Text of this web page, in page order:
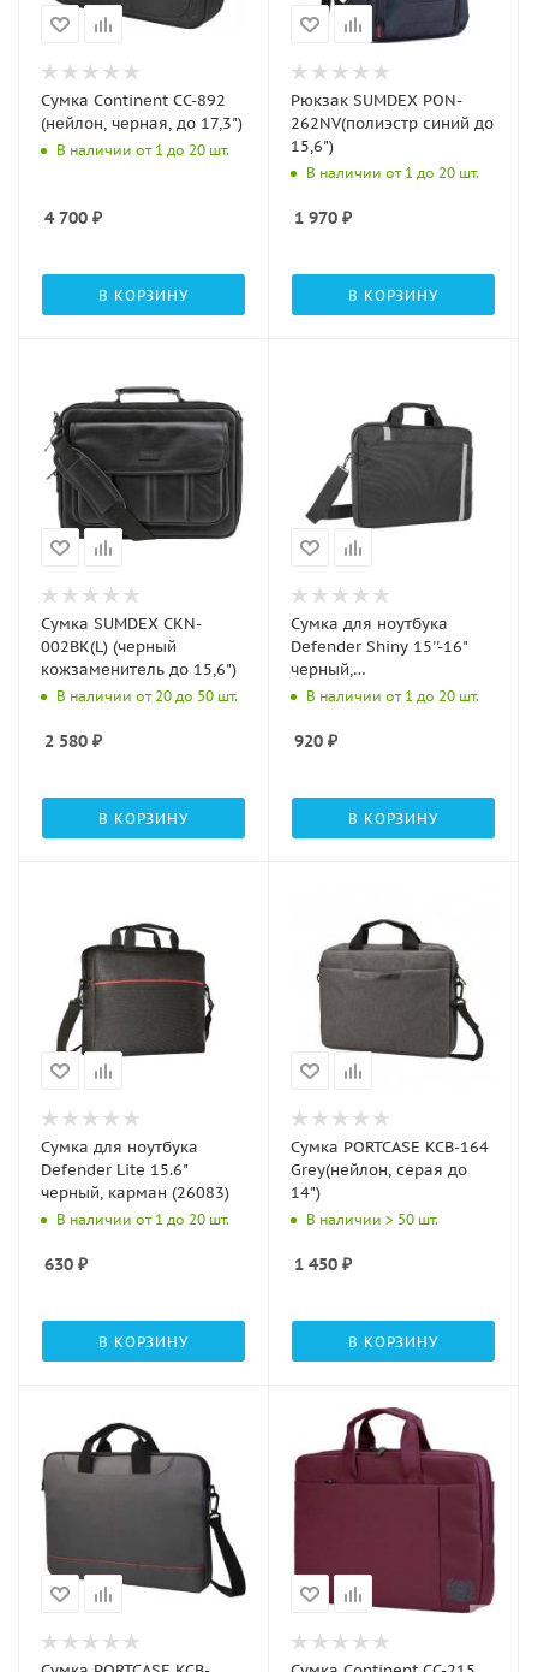
Сумка Continent CC-892
(нейлон, черная, до 17,3")
В наличии от 1 до 20 шт.
4 700 ₽
В КОРЗИНУ
Рюкзак SUMDEX PON-
262NV(полиэстр синий до
15,6")
В наличии от 1 до 20 шт.
1 970 ₽
В КОРЗИНУ
Сумка SUMDEX CKN-
002BK(L) (черный
кожзаменитель до 15,6")
В наличии от 20 до 50 шт.
2 580 ₽
В КОРЗИНУ
Сумка для ноутбука
Defender Shiny 15''-16"
черный,
светоотражающая
В наличии от 1 до 20 шт.
920 ₽
В КОРЗИНУ
Сумка для ноутбука
Defender Lite 15.6"
черный, карман (26083)
В наличии от 1 до 20 шт.
630 ₽
В КОРЗИНУ
Сумка PORTCASE KCB-164
Grey(нейлон, серая до
14")
В наличии > 50 шт.
1 450 ₽
В КОРЗИНУ